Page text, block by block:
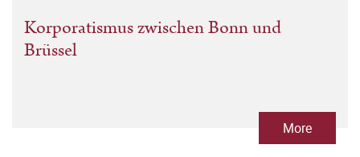
Korporatismus zwischen Bonn und
Brüssel
More